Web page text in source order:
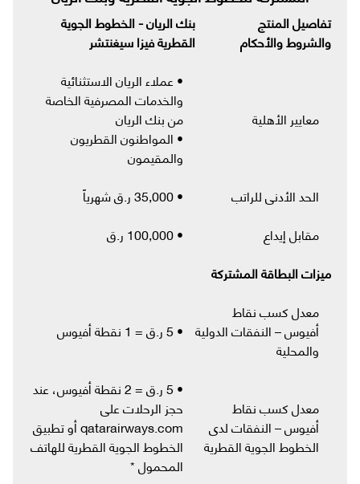
تفاصيل المنتج
والشروط والأحكام
بنك الريان - الخطوط الجوية
القطرية فيزا سيغنتشر
معايير الأهلية
• عملاء الريان الاستثنائية
والخدمات المصرفية الخاصة
من بنك الريان
• المواطنون القطريون
والمقيمون
الحد الأدنى للراتب
• 35,000 ر.ق شهرياً
مقابل إيداع
• 100,000 ر.ق
ميزات البطاقة المشتركة
معدل كسب نقاط
أفيوس – النفقات الدولية
والمحلية
• 5 ر.ق = 1 نقطة أفيوس
معدل كسب نقاط
أفيوس – النفقات لدى
الخطوط الجوية القطرية
• 5 ر.ق = 2 نقطة أفيوس، عند
حجز الرحلات على
qatarairways.com أو تطبيق
الخطوط الجوية القطرية للهاتف
المحمول *